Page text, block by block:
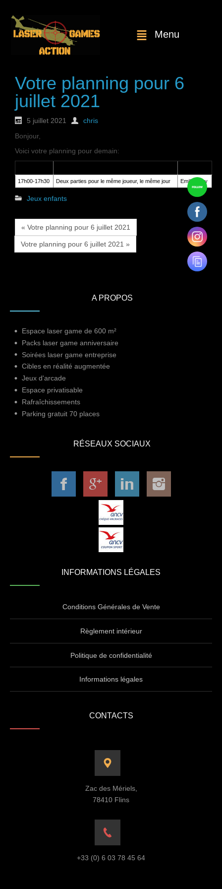
Menu
Votre planning pour 6
juillet 2021
5 juillet 2021
chris
Bonjour,
Voici votre planning pour demain:
17h00-17h30 Deux parties pour le même joueur, le même jour Emilie Crey
Jeux enfants
« Votre planning pour 6 juillet 2021
Votre planning pour 6 juillet 2021 »
A PROPOS
Espace laser game de 600 m²
Packs laser game anniversaire
Soirées laser game entreprise
Cibles en réalité augmentée
Jeux d'arcade
Espace privatisable
Rafraîchissements
Parking gratuit 70 places
RÉSEAUX SOCIAUX
INFORMATIONS LÉGALES
Conditions Générales de Vente
Règlement intérieur
Politique de confidentialité
Informations légales
CONTACTS
Zac des Mériels,
78410 Flins
+33 (0) 6 03 78 45 64